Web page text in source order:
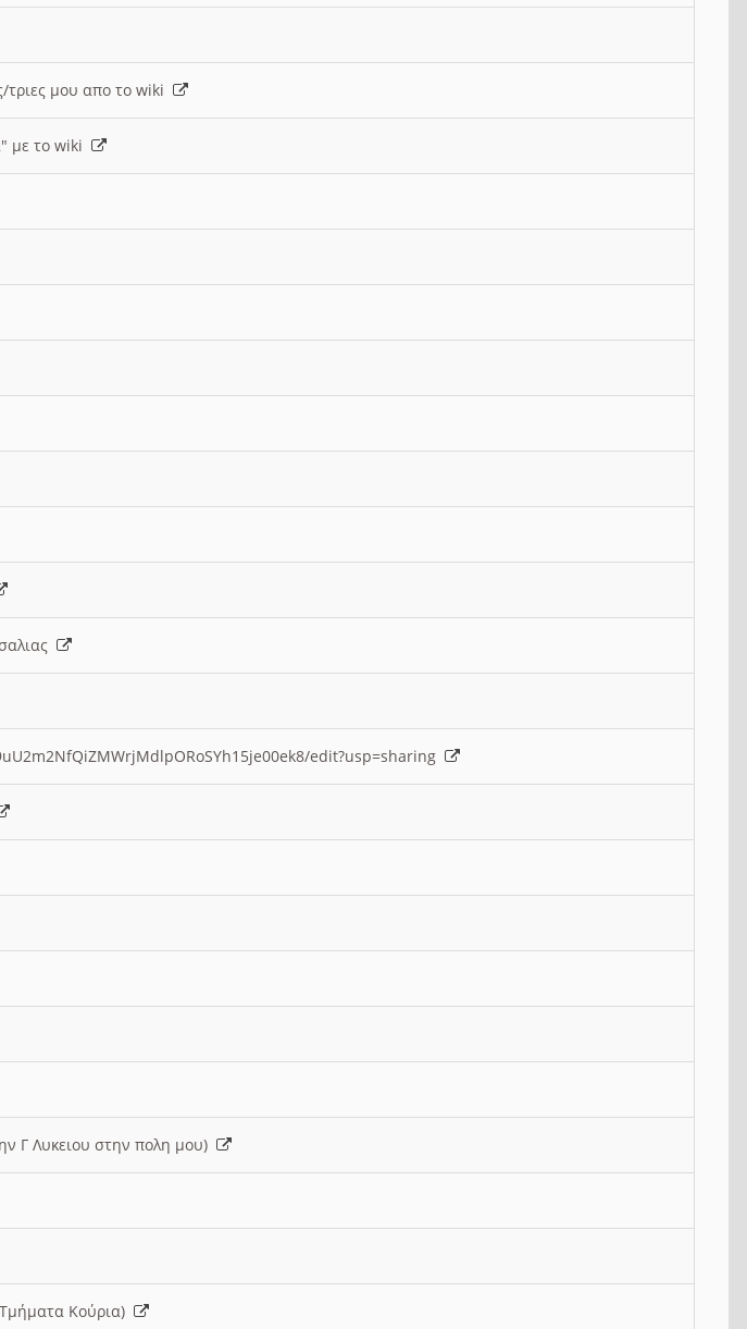
τριες μου απο το wiki
με το wiki
edit?usp=sharing
Γ Λυκειου στην πολη μου)
Κούρια)